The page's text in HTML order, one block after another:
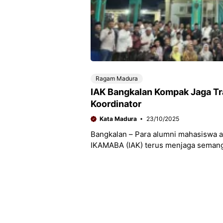
Ragam Madura
IAK Bangkalan Kompak Jaga
Koordinator
Kata Madura 23/10/2025
Bangkalan – Para alumni mahasiswa
IKAMABA (IAK) terus menjaga